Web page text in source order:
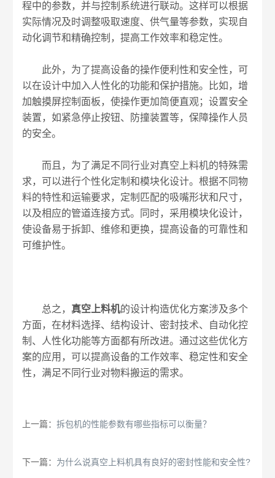
程中的参数，并与控制系统进行联动。这样可以根据
实际情况及时调整吸取速度、供气量等参数，实现自
动化调节和精确控制，提高工作效率和稳定性。
此外，为了提高设备的操作便利性和安全性，可
以在设计中加入人性化的功能和保护措施。比如，增
加触摸屏控制面板，使操作更加简便直观；设置安全
装置，如紧急停止按钮、防撞装置等，保障操作人员
的安全。
而且，为了满足不同行业对真空上料机的特殊需
求，可以进行个性化定制和模块化设计。根据不同物
料的特性和运输要求，定制匹配的吸嘴形状和尺寸，
以及相应的管道连接方式。同时，采用模块化设计，
使设备易于拆卸、维修和更换，提高设备的可靠性和
可维护性。
总之， 真空上料机的设计构造优化方案涉及多个
方面，在材料选择、结构设计、密封技术、自动化控
制、人性化功能等方面都有所改进。通过这些优化方
案的应用，可以提高设备的工作效率、稳定性和安全
性，满足不同行业对物料搬运的需求。
上一篇：拆包机的性能参数有哪些指标可以衡量？
下一篇： 为什么说真空上料机具有良好的密封性能和安全性?